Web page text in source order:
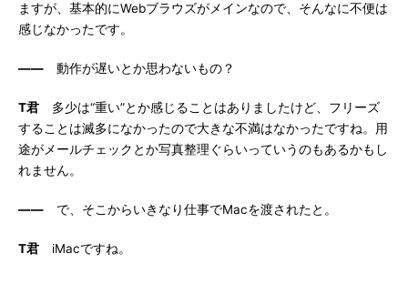
ますが、基本的にWebブラウズがメインなので、そんなに不便は
感じなかったです。
―― 動作が遅いとか思わないもの？
T君 多少は“重い”とか感じることはありましたけど、フリーズ
することは滅多になかったので大きな不満はなかったですね。用
途がメールチェックとか写真整理ぐらいっていうのもあるかもし
れません。
―― で、そこからいきなり仕事でMacを渡されたと。
T君 iMacですね。